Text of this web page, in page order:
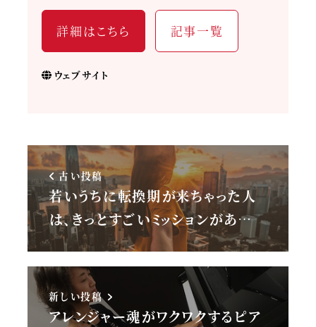
詳細はこちら 記事一覧
ウェブサイト
古い投稿
若いうちに転換期が来ちゃった人
は、きっとすごいミッションがあ…
新しい投稿
アレンジャー魂がワクワクするピア